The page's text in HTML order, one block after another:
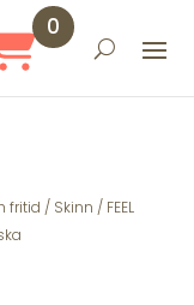
0
fritid / Skinn / FEEL